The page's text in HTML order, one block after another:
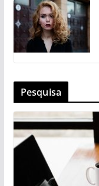
Pesquisa